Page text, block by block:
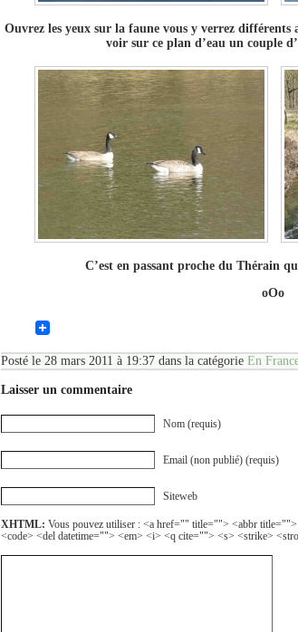
Ouvrez les yeux sur la faune vous y verrez différents
voir sur ce plan d’eau un couple d’
C’est en passant proche du Thérain
oOo
Posté le 28 mars 2011 à 19:37 dans la catégorie En
Laisser un commentaire
Nom (requis)
Email (non publié) (requis)
Siteweb
XHTML: Vous pouvez utiliser : <a href="" title=""> <abbr
<code> <del datetime=""> <em> <i> <q cite=""> <s> <strike>